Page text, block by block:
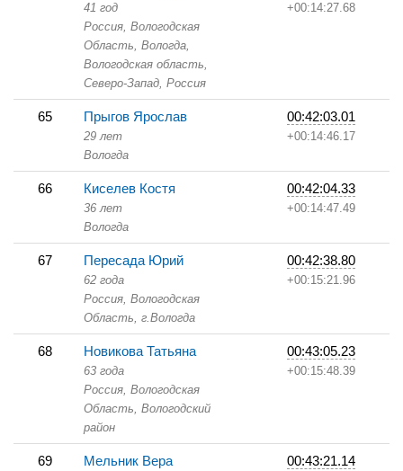
41 год
Россия, Вологодская
Область, Вологда,
Вологодская область,
Северо-Запад, Россия
+00:14:27.68
65 Прыгов Ярослав
29 лет
Вологда
00:42:03.01
+00:14:46.17
66 Киселев Костя
36 лет
Вологда
00:42:04.33
+00:14:47.49
67 Пересада Юрий
62 года
Россия, Вологодская
Область, г.Вологда
00:42:38.80
+00:15:21.96
68 Новикова Татьяна
63 года
Россия, Вологодская
Область, Вологодский
район
00:43:05.23
+00:15:48.39
69 Мельник Вера 00:43:21.14